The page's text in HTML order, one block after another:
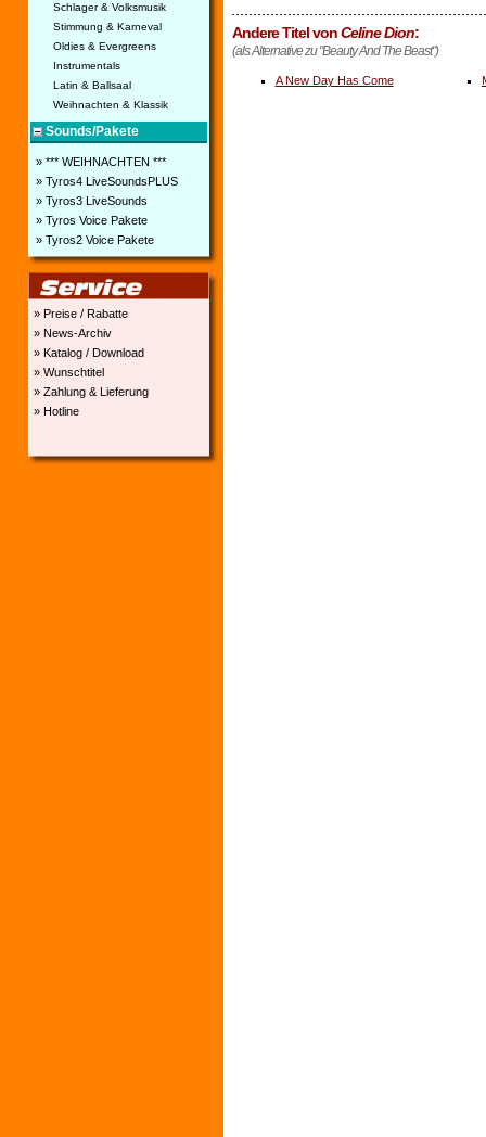
Schlager & Volksmusik
Stimmung & Karneval
Oldies & Evergreens
Instrumentals
Latin & Ballsaal
Weihnachten & Klassik
Sounds/Pakete
» *** WEIHNACHTEN ***
» Tyros4 LiveSoundsPLUS
» Tyros3 LiveSounds
» Tyros Voice Pakete
» Tyros2 Voice Pakete
» Preise / Rabatte
» News-Archiv
» Katalog / Download
» Wunschtitel
» Zahlung & Lieferung
» Hotline
Andere Titel vonCeline Dion:
(als Alternative zu "Beauty And The Beast")
A New Day Has Come